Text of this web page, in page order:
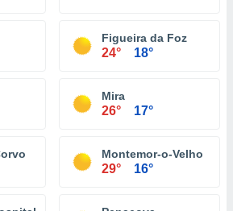
Figueira da Foz
24° 18°
Mira
26° 17°
Montemor-o-Velho
29° 16°